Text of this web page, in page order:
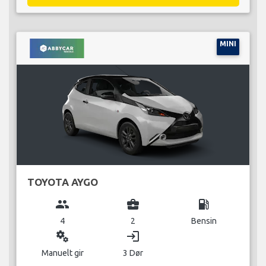
MINI
TOYOTA AYGO
group
4
business_center
2
local_gas_station
Bensin
miscellaneous_services
Manuelt gir
login
3 Dør